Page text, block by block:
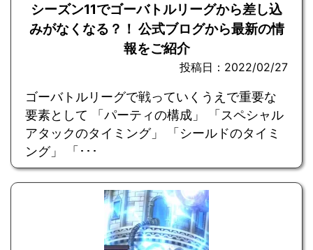
シーズン11でゴーバトルリーグから差し込
みがなくなる？！ 公式ブログから最新の情
報をご紹介
投稿日：2022/02/27
ゴーバトルリーグで戦っていくうえで重要な
要素として 「パーティの構成」 「スペシャル
アタックのタイミング」 「シールドのタイミ
ング」 「･･･